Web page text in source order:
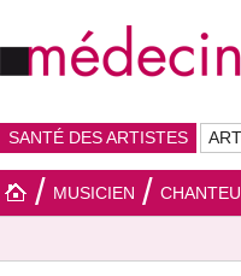
SANTÉ DES ARTISTES
MUSICIEN